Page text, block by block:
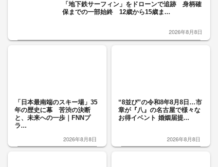
「地下鉄サーフィン」をドローンで追跡 身柄確
保までの一部始終 12歳から15歳ま...
2026年8月8日
「日本最南端のスキー場」35
年の歴史に幕 苦渋の決断
と、未来への一歩｜FNNプ
ラ...
2026年8月8日
“8並び”の令和8年8月8日…市
章が『八』の名古屋で様々な
お得イベント 婚姻届提...
2026年8月8日